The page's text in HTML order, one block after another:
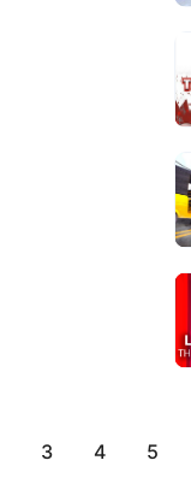
3 4 5